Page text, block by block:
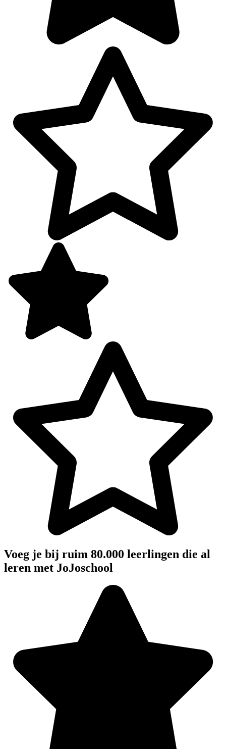
Voeg je bij ruim 80.000 leerlingen die al
leren met JoJoschool